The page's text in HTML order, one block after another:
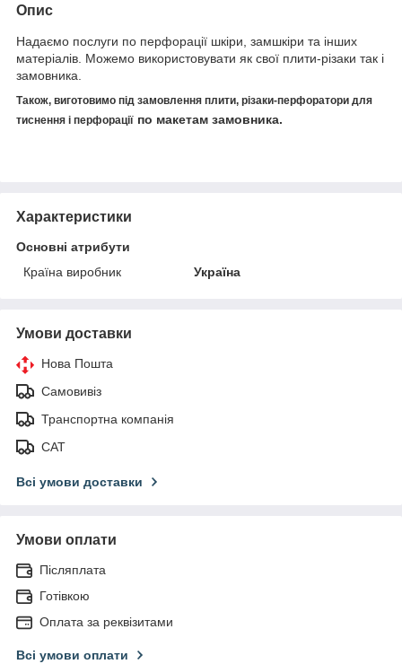
Опис
Надаємо послуги по перфорації шкіри, замшкіри та інших
матеріалів. Можемо використовувати як свої плити-різаки так і
замовника.
Також, виготовимо під замовлення плити, різаки-перфоратори для
тиснення і перфорації по макетам замовника.
Характеристики
Основні атрибути
Країна виробник
Україна
Умови доставки
Нова Пошта
Самовивіз
Транспортна компанія
САТ
Всі умови доставки
Умови оплати
Післяплата
Готівкою
Оплата за реквізитами
Всі умови оплати